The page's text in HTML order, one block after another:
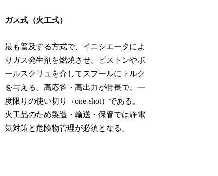
ガス式（火工式）
最も普及する方式で、イニシエータによ
りガス発生剤を燃焼させ、ピストンやボ
ールスクリュを介してスプールにトルク
を与える。高応答・高出力が特長で、一
度限りの使い切り（one-shot）である。
火工品のため製造・輸送・保管では静電
気対策と危険物管理が必須となる。